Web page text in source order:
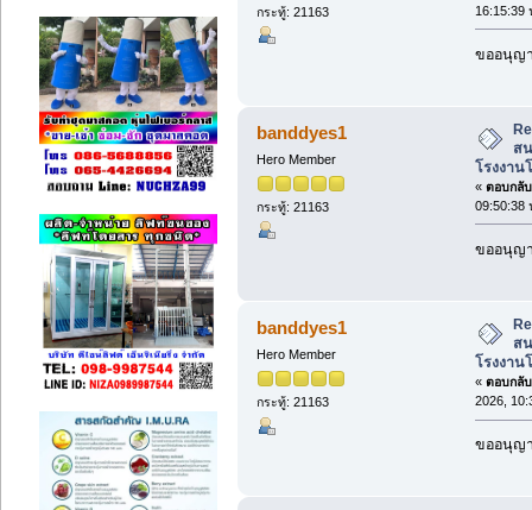
กระทู้: 21163
16:15:39
ขออนุญ
banddyes1
Hero Member
กระทู้: 21163
ส
โรงงาน
« ตอบกลั
09:50:38
ขออนุญ
banddyes1
Hero Member
กระทู้: 21163
ส
โรงงาน
« ตอบกลั
2026,
ขออนุญ